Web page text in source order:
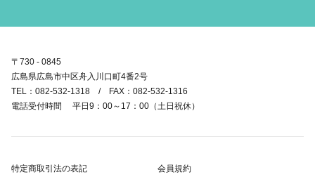
〒730 - 0845
広島県広島市中区舟入川口町4番2号
TEL：082-532-1318 / FAX：082-532-1316
電話受付時間 平日9：00～17：00（土日祝休）
特定商取引法の表記 会員規約